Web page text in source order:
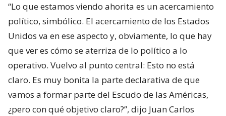
“Lo que estamos viendo ahorita es un acercamiento
político, simbólico. El acercamiento de los Estados
Unidos va en ese aspecto y, obviamente, lo que hay
que ver es cómo se aterriza de lo político a lo
operativo. Vuelvo al punto central: Esto no está
claro. Es muy bonita la parte declarativa de que
vamos a formar parte del Escudo de las Américas,
¿pero con qué objetivo claro?”, dijo Juan Carlos